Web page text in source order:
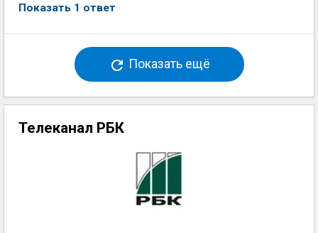
Показать 1 ответ
Показать ещё
Телеканал РБК